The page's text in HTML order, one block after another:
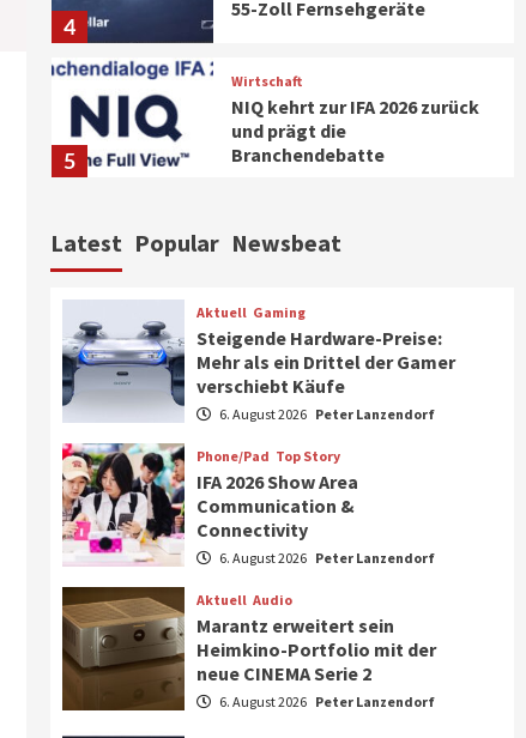
4
55-Zoll Fernsehgeräte
5
Wirtschaft
NIQ kehrt zur IFA 2026 zurück
und prägt die
Branchendebatte
6
CHERRY baut Vertriebsteam
7
Smart Living Top Story
Verbraucher setzen immer
mehr auf Klimageräte und
Ventilatoren
1
Aktuell Gaming
Steigende Hardware-Preise:
Mehr als ein Drittel der
Gamer verschiebt Käufe
Phone/Pad Top Story
IFA 2026 Show Area
Communication &
Connectivity
Latest Popular Newsbeat
Aktuell Gaming
Steigende Hardware-Preise:
Mehr als ein Drittel der Gamer
verschiebt Käufe
6. August 2026 Peter Lanzendorf
Phone/Pad Top Story
IFA 2026 Show Area
Communication &
Connectivity
6. August 2026 Peter Lanzendorf
Aktuell Audio
Marantz erweitert sein
Heimkino-Portfolio mit der
neue CINEMA Serie 2
6. August 2026 Peter Lanzendorf